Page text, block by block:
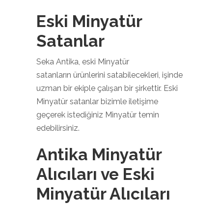
Eski Minyatür
Satanlar
Seka Antika, eski Minyatür
satanların ürünlerini satabilecekleri, işinde
uzman bir ekiple çalışan bir şirkettir. Eski
Minyatür satanlar bizimle iletişime
geçerek istediğiniz Minyatür temin
edebilirsiniz.
Antika Minyatür
Alıcıları ve Eski
Minyatür Alıcıları